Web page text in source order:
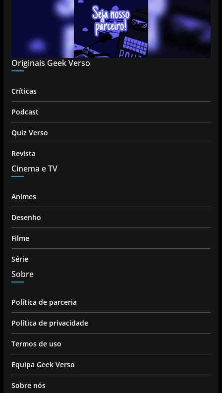
Originais Geek Verso
Críticas
Podcast
Quiz Verso
Revista
Cinema e TV
Animes
Desenho
Filme
Série
Sobre
Política de parceria
Política de privacidade
Termos de uso
Equipa Geek Verso
Sobre nós